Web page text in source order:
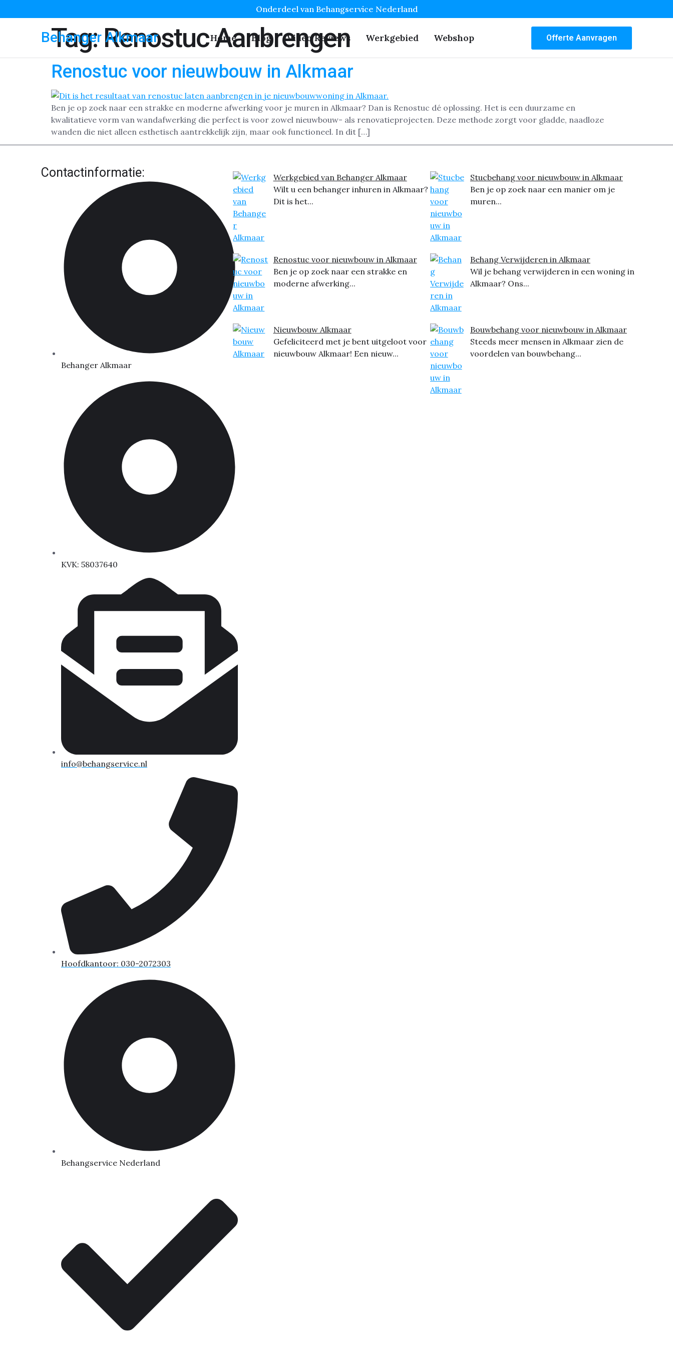
Onderdeel van Behangservice Nederland
Behanger Alkmaar Home Blog Video Reviews Werkgebied Webshop Offerte Aanvragen
Tag:Renostuc Aanbrengen
Renostuc voor nieuwbouw in Alkmaar
Ben je op zoek naar een strakke en moderne afwerking voor je muren in Alkmaar? Dan is Renostuc dé oplossing. Het is een duurzame en
kwalitatieve vorm van wandafwerking die perfect is voor zowel nieuwbouw- als renovatieprojecten. Deze methode zorgt voor gladde, naadloze
wanden die niet alleen esthetisch aantrekkelijk zijn, maar ook functioneel. In dit […]
Contactinformatie:
Behanger Alkmaar
KVK: 58037640
info@behangservice.nl
Hoofdkantoor: 030-2072303
Behangservice Nederland
Werkgebied van Behanger Alkmaar
Wilt u een behanger inhuren in Alkmaar?
Dit is het...
Renostuc voor nieuwbouw in Alkmaar
Ben je op zoek naar een strakke en
moderne afwerking...
Nieuwbouw Alkmaar
Gefeliciteerd met je bent uitgeloot voor
nieuwbouw Alkmaar! Een nieuw...
Stucbehang voor nieuwbouw in Alkmaar
Ben je op zoek naar een manier om je
muren...
Behang Verwijderen in Alkmaar
Wil je behang verwijderen in een woning in
Alkmaar? Ons...
Bouwbehang voor nieuwbouw in Alkmaar
Steeds meer mensen in Alkmaar zien de
voordelen van bouwbehang...